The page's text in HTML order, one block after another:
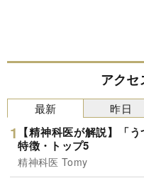
アク
最新
【精神科医が解説】「
特徴・トップ5
精神科医 Tomy
昨日